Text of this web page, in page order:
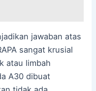
jawaban atas
sangat krusial
atau limbah
A30 dibuat